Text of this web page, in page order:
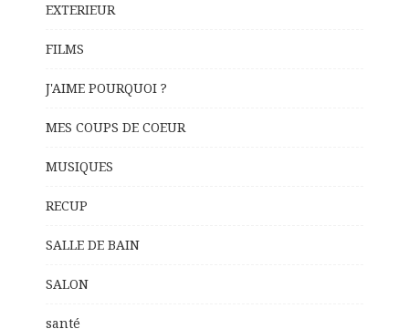
EXTERIEUR
FILMS
J'AIME POURQUOI ?
MES COUPS DE COEUR
MUSIQUES
RECUP
SALLE DE BAIN
SALON
santé